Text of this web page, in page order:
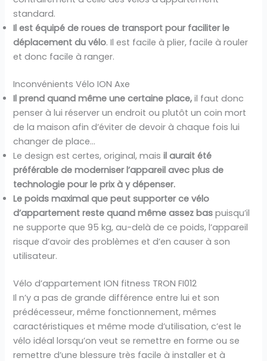
standard.
Il est équipé de roues de transport pour faciliter le
déplacement du vélo. Il est facile à plier, facile à rouler
et donc facile à ranger.
Inconvénients Vélo ION Axe
Il prend quand même une certaine place, il faut donc
penser à lui réserver un endroit ou plutôt un coin mort
de la maison afin d’éviter de devoir à chaque fois lui
changer de place…
Le design est certes, original, mais il aurait été
préférable de moderniser l’appareil avec plus de
technologie pour le prix à y dépenser.
Le poids maximal que peut supporter ce vélo
d’appartement reste quand même assez bas puisqu’il
ne supporte que 95 kg, au-delà de ce poids, l’appareil
risque d’avoir des problèmes et d’en causer à son
utilisateur.
Vélo d’appartement ION fitness TRON FI012
Il n’y a pas de grande différence entre lui et son
prédécesseur, même fonctionnement, mêmes
caractéristiques et même mode d’utilisation, c’est le
vélo idéal lorsqu’on veut se remettre en forme ou se
remettre d’une blessure très facile à installer et à